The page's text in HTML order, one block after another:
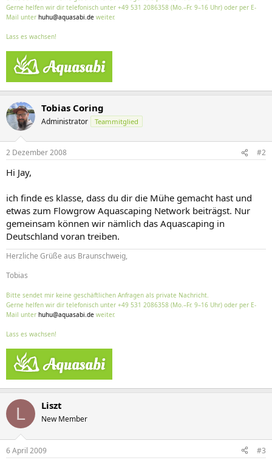
Gerne helfen wir dir telefonisch unter +49 531 2086358 (Mo.–Fr. 9–16 Uhr) oder per E-
Mail unter huhu@aquasabi.de weiter.
Lass es wachsen!
Tobias Coring
Administrator Teammitglied
2 Dezember 2008 #2
Hi Jay,
ich finde es klasse, dass du dir die Mühe gemacht hast und
etwas zum Flowgrow Aquascaping Network beiträgst. Nur
gemeinsam können wir nämlich das Aquascaping in
Deutschland voran treiben.
Herzliche Grüße aus Braunschweig,
Tobias
Bitte sendet mir keine geschäftlichen Anfragen als private Nachricht.
Gerne helfen wir dir telefonisch unter +49 531 2086358 (Mo.–Fr. 9–16 Uhr) oder per E-
Mail unter huhu@aquasabi.de weiter.
Lass es wachsen!
L Liszt
New Member
6 April 2009 #3